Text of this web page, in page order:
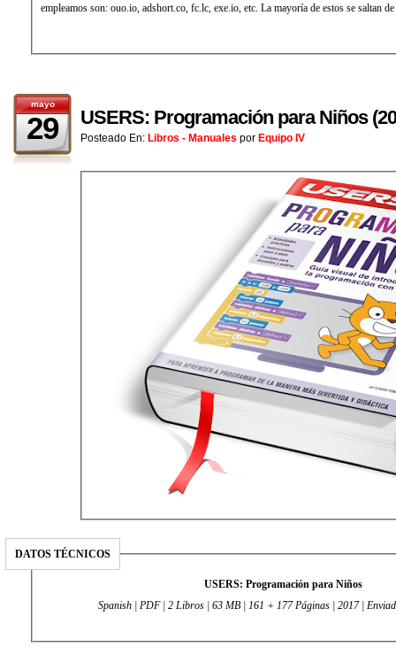
empleamos son: ouo.io, adshort.co, fc.lc, exe.io, etc. La mayoría de estos se saltan
mayo
29 USERS: Programación para Niños
Posteado En: Libros - Manuales por Equipo IV
DATOS TÉCNICOS
USERS: Programación para Niños
Spanish | PDF | 2 Libros | 63 MB | 161 + 177 Páginas | 2017 |